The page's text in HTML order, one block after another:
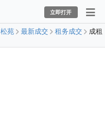
立即打开
松苑 最新成交 租务成交
成租